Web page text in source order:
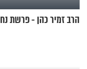
הרב זמיר כהן - פרשת נח